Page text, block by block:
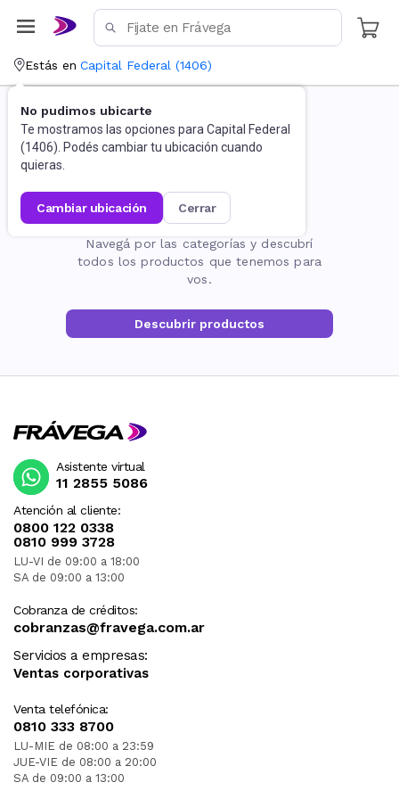
Estás en Capital Federal (1406)
No pudimos ubicarte
Te mostramos las opciones para Capital Federal
(1406). Podés cambiar tu ubicación cuando
quieras.
cambiar ubicación cerrar
La página no existe
Navegá por las categorías y descubrí
todos los productos que tenemos para
vos.
Descubrir productos
Atención al cliente:
0800 122 0338
0810 999 3728
LU-VI de 09:00 a 18:00
SA de 09:00 a 13:00
Cobranza de créditos:
cobranzas@fravega.com.ar
Servicios a empresas:
Ventas corporativas
Venta telefónica:
0810 333 8700
LU-MIE de 08:00 a 23:59
JUE-VIE de 08:00 a 20:00
SA de 09:00 a 13:00
Asistente virtual
11 2855 5086